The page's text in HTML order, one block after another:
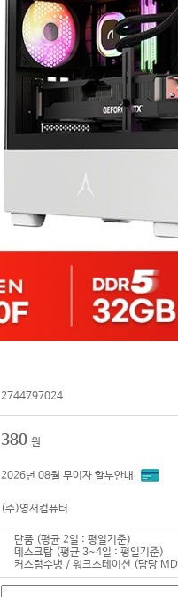
2744797024
380 원
2026년 08월 무이자 할부안내
(주)영재컴퓨터
단품 (평균 2일 : 평일기준)
데스크탑 (평균 3~4일 : 평일기준)
커스텀수냉 / 워크스테이션 (담당